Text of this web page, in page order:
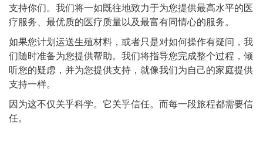
支持你们。我们将一如既往地致力于为您提供最高水平的医
疗服务、最优质的医疗质量以及最富有同情心的服务。
如果您计划运送生殖材料，或者只是对如何操作有疑问，我
们随时准备为您提供帮助。我们将指导您完成整个过程，倾
听您的疑虑，并为您提供支持，就像我们为自己的家庭提供
支持一样。
因为这不仅关乎科学。它关乎信任。而每一段旅程都需要信
任。